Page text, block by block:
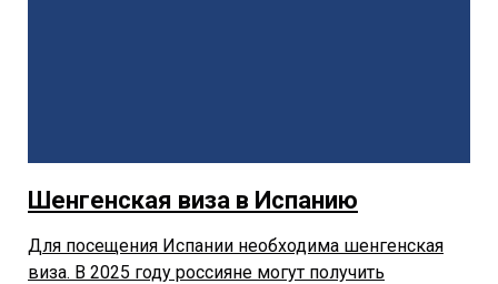
Шенгенская виза в Испанию
Для посещения Испании необходима шенгенская
виза. В 2025 году россияне могут получить